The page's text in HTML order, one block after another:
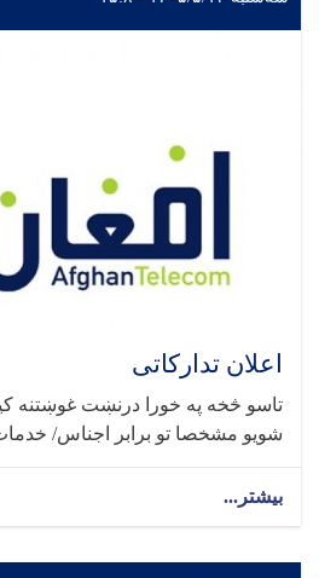
اعلان تدارکاتی
تاسو څخه په خورا درنښت غوښتنه
شویو مشخصا تو برابر اجناس/
بیشتر...